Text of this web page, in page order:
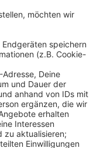
befragt, deren